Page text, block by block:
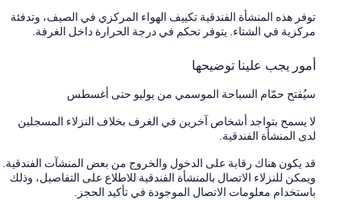
توفر هذه المنشأة الفندقية تكييف الهواء المركزي في الصيف، وتدفئة
مركزية في الشتاء. يتوفر تحكم في درجة الحرارة داخل الغرفة.
أمور يجب علينا توضيحها
سيُفتح حمّام السباحة الموسمي من يوليو حتى أغسطس
لا يسمح بتواجد أشخاص آخرين في الغرف بخلاف النزلاء المسجلين
لدى المنشأة الفندقية.
قد يكون هناك رقابة على الدخول والخروج من بعض المنشآت الفندقية.
ويمكن للنزلاء الاتصال بالمنشأة الفندقية للاطلاع على التفاصيل، وذلك
باستخدام معلومات الاتصال الموجودة في تأكيد الحجز.